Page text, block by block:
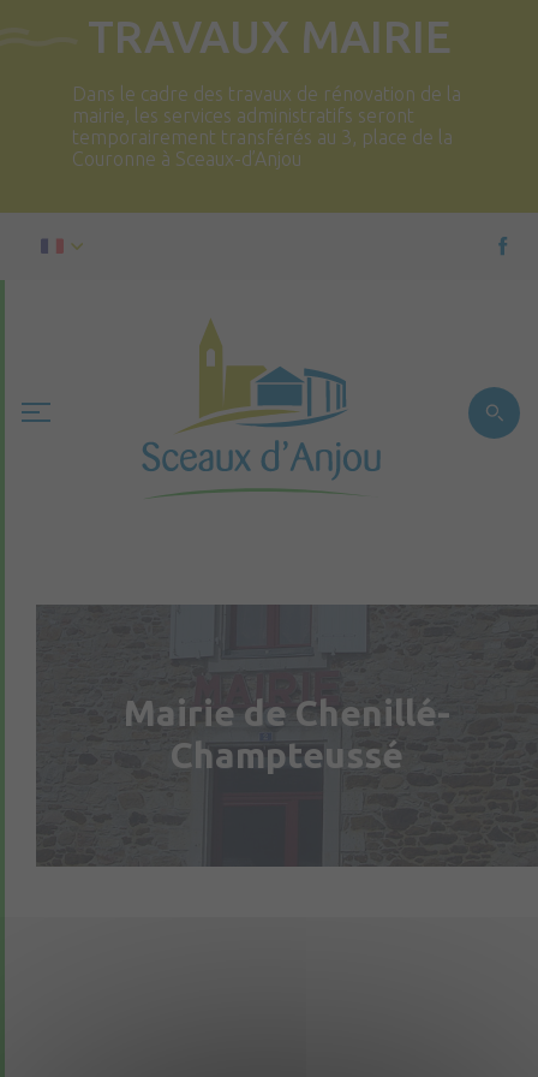
TRAVAUX MAIRIE
Dans le cadre des travaux de rénovation de la
mairie, les services administratifs seront
temporairement transférés au 3, place de la
Couronne à Sceaux-d’Anjou
Mairie de Chenillé-
Champteussé